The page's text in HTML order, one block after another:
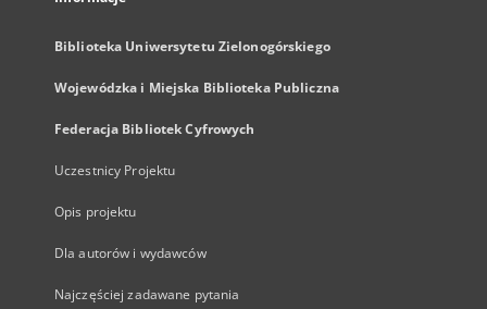
Biblioteka Uniwersytetu Zielonogórskiego
Wojewódzka i Miejska Biblioteka Publiczna
Federacja Bibliotek Cyfrowych
Uczestnicy Projektu
Opis projektu
Dla autorów i wydawców
Najczęściej zadawane pytania